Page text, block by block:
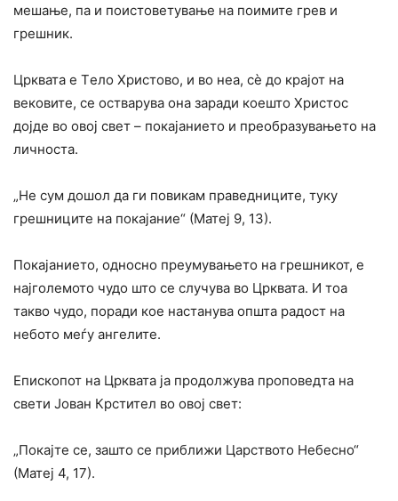
мешање, па и поистоветување на поимите грев и
грешник.
Црквата е Tело Христово, и во неа, сѐ до крајот на
вековите, се остварува она заради коешто Христос
дојде во овој свет – покајанието и преобразувањето на
личноста.
„Не сум дошол да ги повикам праведниците, туку
грешниците на покајание“ (Матеј 9, 13).
Покајанието, односно преумувањето на грешникот, е
најголемото чудо што се случува во Црквата. И тоа
такво чудо, поради кое настанува општа радост на
небото меѓу ангелите.
Епископот на Црквата ја продолжува проповедта на
свети Јован Крстител во овој свет:
„Покајте се, зашто се приближи Царството Небесно“
(Матеј 4, 17).